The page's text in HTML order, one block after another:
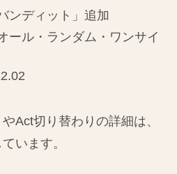
ンディット」追加
ール・ランダム・ワンサイ
Act切り替わりの詳細は、
います。